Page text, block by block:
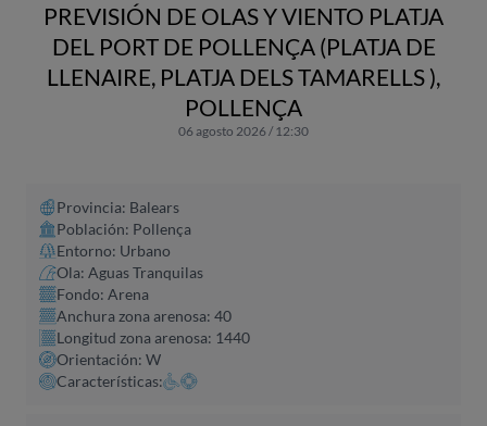
PREVISIÓN DE OLAS Y VIENTO PLATJA
DEL PORT DE POLLENÇA (PLATJA DE
LLENAIRE, PLATJA DELS TAMARELLS ),
POLLENÇA
06 agosto 2026 / 12:30
Provincia: Balears
Población: Pollença
Entorno: Urbano
Ola: Aguas Tranquilas
Fondo: Arena
Anchura zona arenosa: 40
Longitud zona arenosa: 1440
Orientación: W
Características: